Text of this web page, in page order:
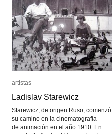
artistas
Ladislav Starewicz
Starewicz, de origen Ruso, comenzó
su camino en la cinematografía
de animación en el año 1910. En
artistas
Ladislav Starewicz